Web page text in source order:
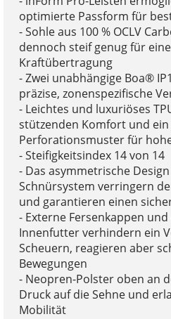
optimierte Passform für
- Sohle aus 100 % OCLV
dennoch steif genug für
Kraftübertragung
- Zwei unabhängige Boa®
präzise, zonenspezifische
- Leichtes und luxuriöses
stützenden Komfort und
Perforationsmuster für
- Steifigkeitsindex 14 von 14
- Das asymmetrische
Schnürsystem verringern
und garantieren einen
- Externe Fersenkappen
Innenfutter verhindern ein
Scheuern, reagieren aber
Bewegungen
- Neopren-Polster oben an
Druck auf die Sehne und
Mobilität